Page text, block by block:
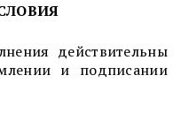
действительны
и подписании